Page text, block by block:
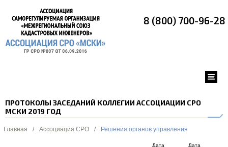
8 (800) 700-96-28
ПРОТОКОЛЫ ЗАСЕДАНИЙ КОЛЛЕГИИ АССОЦИАЦИИ СРО
МСКИ 2019 ГОД
Главная / Ассоциация СРО / Решения органов управления
Дата
Дата